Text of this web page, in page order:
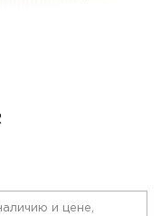
и цене,